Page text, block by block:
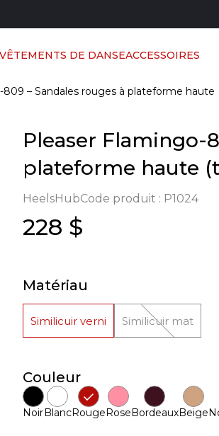
VÊTEMENTS DE DANSEACCESSOIRES
809 – Sandales rouges à plateforme haute
Pleaser Flamingo-
plateforme haute
HeelsHubCode produit : P1024
228 $
Matériau
Similicuir verni Similicuir mat
Couleur
NoirBlancRougeRoseBordeauxBeige